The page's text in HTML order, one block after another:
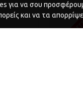
ΚΑΤΌΠΙΝ
για να σου
και να τα